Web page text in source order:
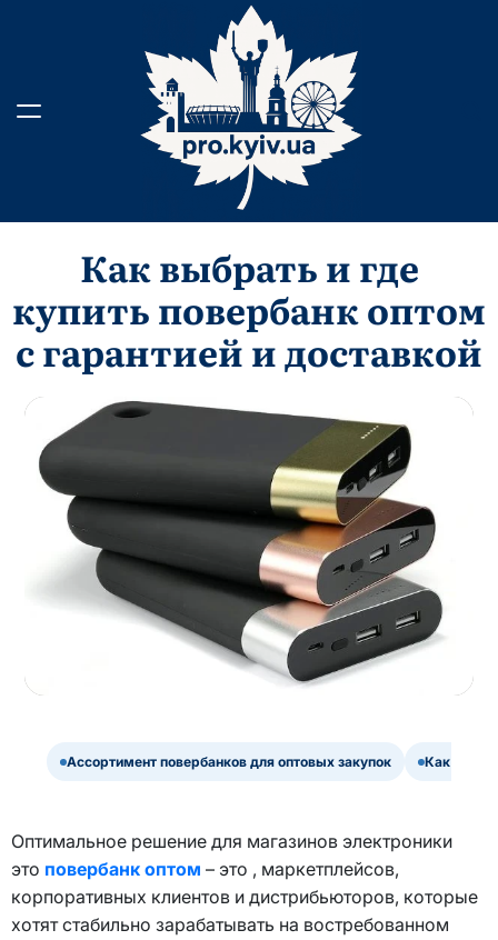
Как выбрать и где
купить повербанк оптом
с гарантией и доставкой
Ассортимент повербанков для оптовых закупок Как
Оптимальное решение для магазинов электроники
это повербанк оптом – это , маркетплейсов,
корпоративных клиентов и дистрибьюторов, которые
хотят стабильно зарабатывать на востребованном